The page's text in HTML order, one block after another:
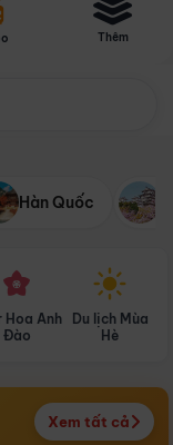
Thêm
Hàn Quốc
Hoa Anh
Đào
Du lịch Mùa
Hè
Xem tất cả
Điểm nổi bật